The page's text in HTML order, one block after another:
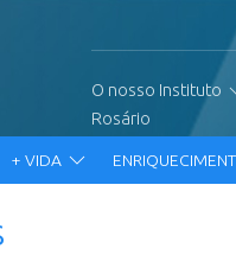
O nosso Instituto
Rosário
+ VIDA